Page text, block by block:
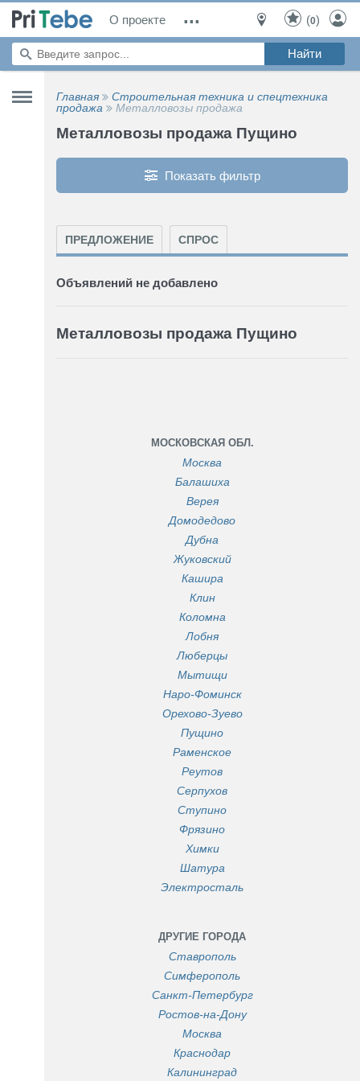
О проекте ... (0)
Главная
Строительная техника и спецтехника
продажа
Металловозы продажа
Металловозы продажа Пущино
Показать фильтр
ПРЕДЛОЖЕНИЕ СПРОС
Объявлений не добавлено
Металловозы продажа Пущино
МОСКОВСКАЯ ОБЛ.
Москва
Балашиха
Верея
Домодедово
Дубна
Жуковский
Кашира
Клин
Коломна
Лобня
Люберцы
Мытищи
Наро-Фоминск
Орехово-Зуево
Пущино
Раменское
Реутов
Серпухов
Ступино
Фрязино
Химки
Шатура
Электросталь
ДРУГИЕ ГОРОДА
Ставрополь
Симферополь
Санкт-Петербург
Ростов-на-Дону
Москва
Краснодар
Калининград